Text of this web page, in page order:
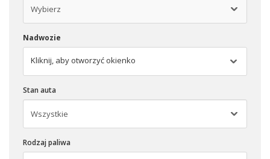
Nadwozie
Kliknij, aby otworzyć okienko
Stan auta
Rodzaj paliwa